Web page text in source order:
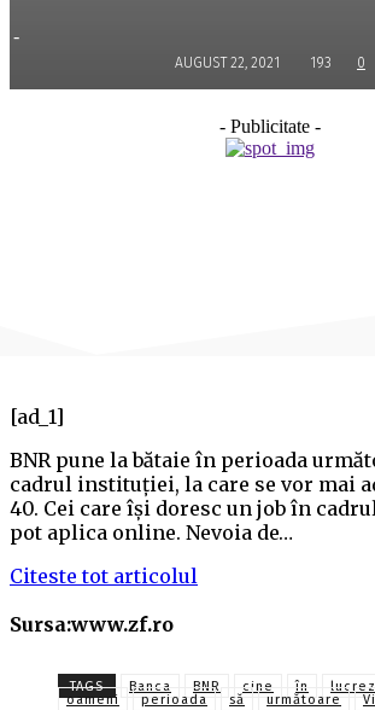
-
AUGUST 22, 2021 193 0
- Publicitate -
[ad_1]
BNR pune la bătaie în perioada
cadrul instituţiei, la care se vor mai
40. Cei care îşi doresc un job în
pot aplica online. Nevoia de…
Citeste tot articolul
Sursa:www.zf.ro
TAGS Banca BNR cine în
oameni
perioada să următoare